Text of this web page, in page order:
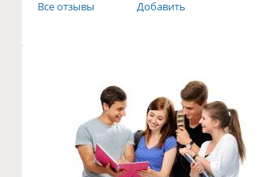
Все отзывы
Добавить